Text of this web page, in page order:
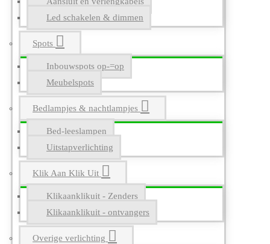
Led schakelen & dimmen
Spots
Inbouwspots op-=op
Meubelspots
Bedlampjes & nachtlampjes
Bed-leeslampen
Uitstapverlichting
Klik Aan Klik Uit
Klikaanklikuit - Zenders
Klikaanklikuit - ontvangers
Overige verlichting